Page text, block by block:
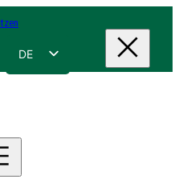
DE